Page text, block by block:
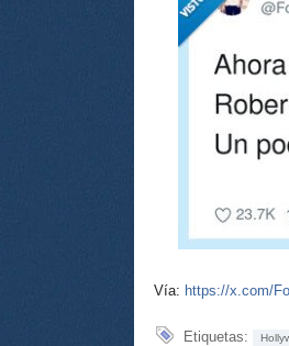
Vía: https://x.com/
Etiquetas: